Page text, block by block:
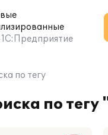
1С:Предприятие
по тегу
по